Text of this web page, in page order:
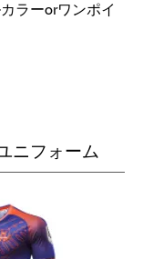
ラーorワンポイ
ニフォーム